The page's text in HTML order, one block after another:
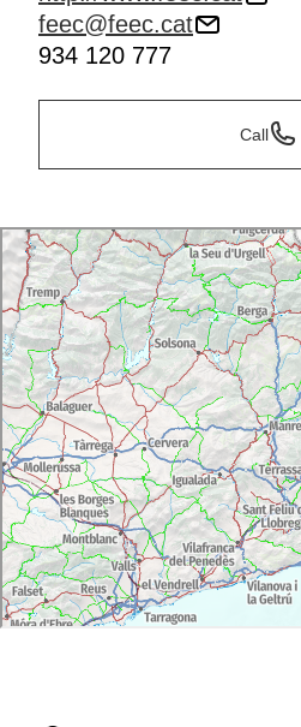
feec@feec.cat
934 120 777
Call